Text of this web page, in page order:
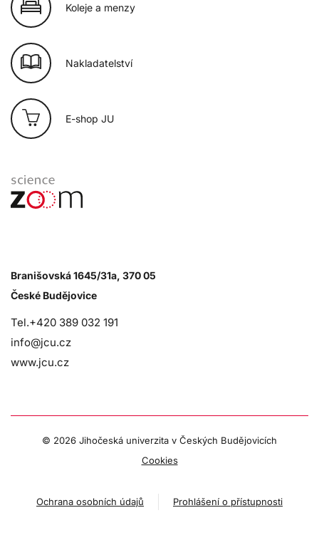
Koleje a menzy
Nakladatelství
E-shop JU
Branišovská 1645/31a, 370 05
České Budějovice
Tel.+420 389 032 191
info@jcu.cz
www.jcu.cz
© 2026 Jihočeská univerzita v Českých Budějovicích
Cookies
Ochrana osobních údajů Prohlášení o přístupnosti